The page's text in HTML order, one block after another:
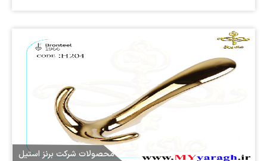
محصولات شرکت برنز استیل